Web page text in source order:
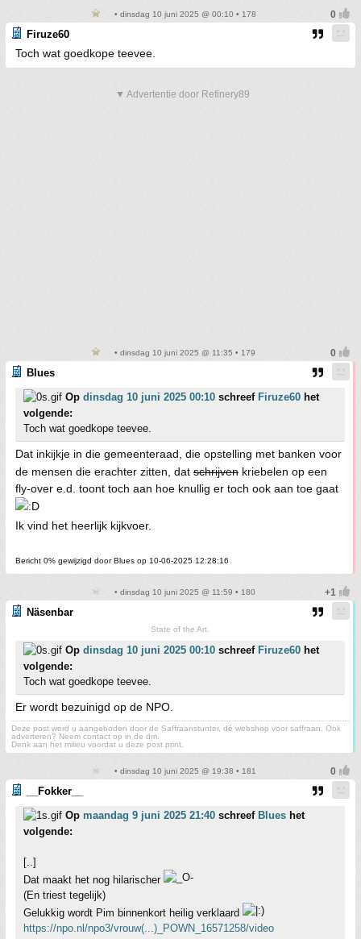
• dinsdag 10 juni 2025 @ 00:10 • 178
Firuze60
Toch wat goedkope teevee.
▼ Advertentie door Refinery89
• dinsdag 10 juni 2025 @ 11:35 • 179
Blues
Op dinsdag 10 juni 2025 00:10 schreef Firuze60 het
volgende:
Toch wat goedkope teevee.
Dat inkijkje in die gemeenteraad, die opstelling met banken voor
de mensen die erachter zitten, dat schrijven kriebelen op een
fly-over e.d. toont toch aan hoe knullig er toch ook aan toe gaat
Ik vind het heerlijk kijkvoer.
Bericht 0% gewijzigd door Blues op 10-06-2025 12:28:16
• dinsdag 10 juni 2025 @ 11:59 • 180
Näsenbar
State of the Art.
Op dinsdag 10 juni 2025 00:10 schreef Firuze60 het
volgende:
Toch wat goedkope teevee.
Er wordt bezuinigd op de NPO.
Deze post werd u aangeboden door de Saffraanstunter, dé webshop voor saffraan. Ook
adverteren? Neem contact op in de dm.
Denk aan het milieu voordat u deze post print.
• dinsdag 10 juni 2025 @ 19:38 • 181
__Fokker__
Op maandag 9 juni 2025 21:40 schreef Blues het
volgende:
[..]
Dat maakt het nog hilarischer
(En triest tegelijk)
Gelukkig wordt Pim binnenkort heilig verklaard
https://npo.nl/npo3/vrouw(...)_POWN_16571258/video